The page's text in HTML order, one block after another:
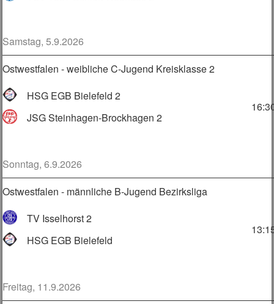
Samstag, 5.9.2026
Ostwestfalen - weibliche C-Jugend Kreisklasse 2
HSG EGB Bielefeld 2
JSG Steinhagen-Brockhagen 2
Sonntag, 6.9.2026
Ostwestfalen - männliche B-Jugend Bezirksliga
TV Isselhorst 2
HSG EGB Bielefeld
Freitag, 11.9.2026